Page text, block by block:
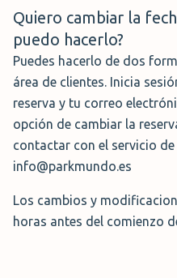
Quiero cambiar la
puedo hacerlo?
Puedes hacerlo de dos
área de clientes. Inicia
reserva y tu correo
opción de cambiar la
contactar con el servicio
info@parkmundo.es
Los cambios y
horas antes del comienzo